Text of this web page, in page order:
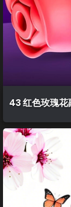
43 红色玫瑰花